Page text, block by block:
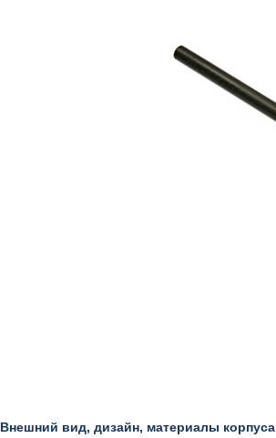
Внешний вид, дизайн, материалы корпуса